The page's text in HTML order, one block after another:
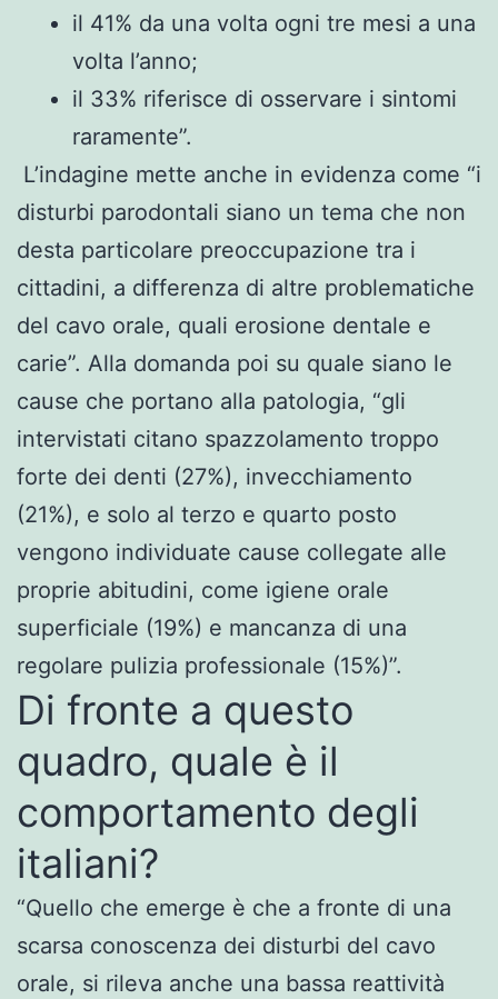
il 41% da una volta ogni tre mesi a una
volta l’anno;
il 33% riferisce di osservare i sintomi
raramente”.
L’indagine mette anche in evidenza come “i
disturbi parodontali siano un tema che non
desta particolare preoccupazione tra i
cittadini, a differenza di altre problematiche
del cavo orale, quali erosione dentale e
carie”. Alla domanda poi su quale siano le
cause che portano alla patologia, “gli
intervistati citano spazzolamento troppo
forte dei denti (27%), invecchiamento
(21%), e solo al terzo e quarto posto
vengono individuate cause collegate alle
proprie abitudini, come igiene orale
superficiale (19%) e mancanza di una
regolare pulizia professionale (15%)”.
Di fronte a questo
quadro, quale è il
comportamento degli
italiani?
“Quello che emerge è che a fronte di una
scarsa conoscenza dei disturbi del cavo
orale, si rileva anche una bassa reattività